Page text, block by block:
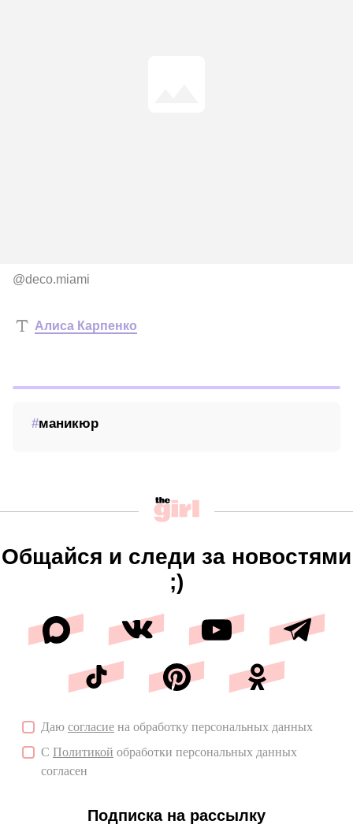
@deco.miami
Алиса Карпенко
маникюр
Общайся и следи за новостями
;)
Даю согласие на обработку персональных данных
С Политикой обработки персональных данных
согласен
Подписка на рассылку